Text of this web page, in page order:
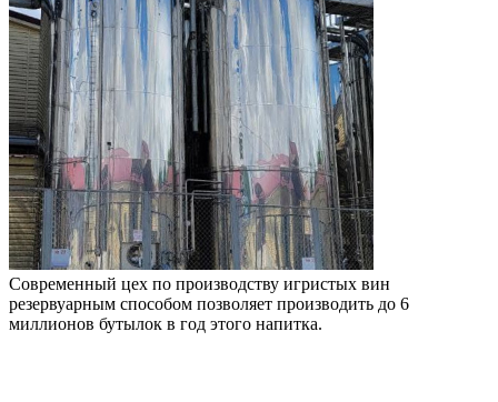
Современный цех по производству игристых вин
резервуарным способом позволяет производить до 6
миллионов бутылок в год этого напитка.